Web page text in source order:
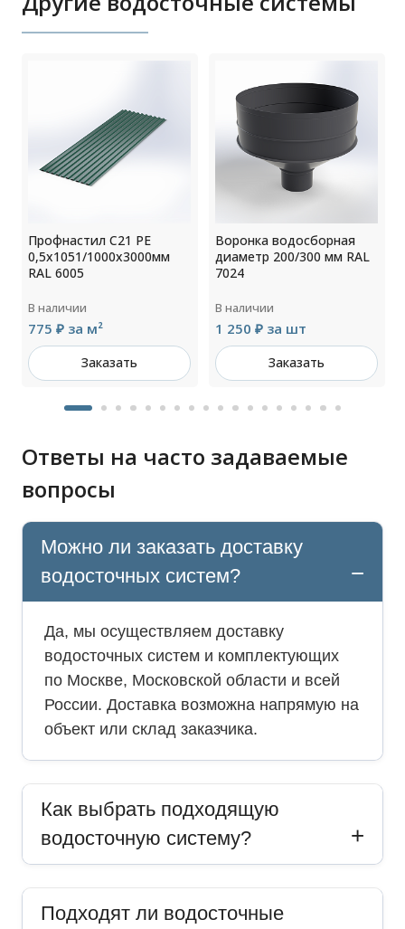
Профнастил С21 РЕ
0,5х1051/1000х3000мм
RAL 6005
В наличии
775 ₽ за м²
Заказать
Воронка водосборная
диаметр 200/300 мм RAL
7024
В наличии
1 250 ₽ за шт
Заказать
Ответы на часто задаваемые
вопросы
Можно ли заказать доставку
водосточных систем?
Да, мы осуществляем доставку
водосточных систем и комплектующих
по Москве, Московской области и всей
России. Доставка возможна напрямую на
объект или склад заказчика.
Как выбрать подходящую
водосточную систему?
Подходят ли водосточные